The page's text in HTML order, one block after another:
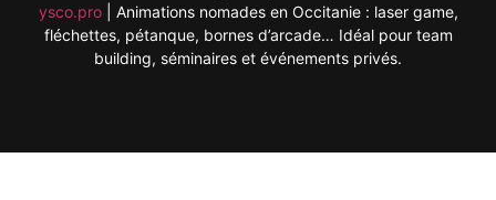
ysco.pro| Animations nomades en Occitanie : laser game,
fléchettes, pétanque, bornes d’arcade… Idéal pour team
building, séminaires et événements privés.